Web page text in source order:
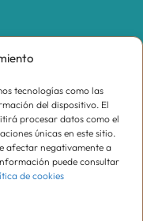
tecnologías como las
del dispositivo. El
procesar datos como el
únicas en este sitio.
afectar negativamente a
puede consultar
de cookies